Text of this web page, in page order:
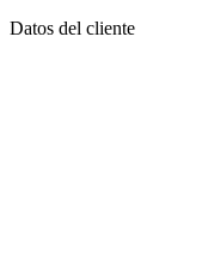
Datos del cliente